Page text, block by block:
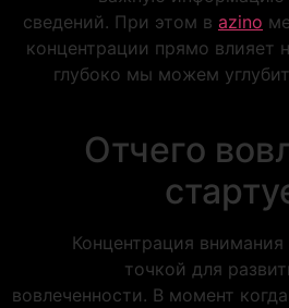
сведений. При этом в azino
концентрации прямо влияет
глубоко мы можем
Отчего
Концентрация
точкой для
вовлеченности. В момент